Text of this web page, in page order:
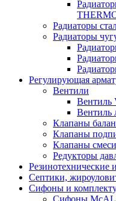
Радиаторы
Радиаторы
Регулирующая
Вентили
Вентиль
Вентиль
Клапаны
Клапаны
Клапаны
Редукторы
Резинотехнические
Септики,
Сифоны и
Сифоны